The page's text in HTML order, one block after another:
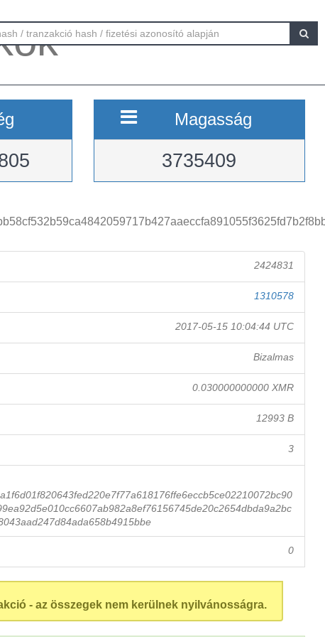
Magasság
3735409
2424831
1310578
2017-05-15 10:04:44 UTC
Bizalmas
0.030000000000 XMR
12993 B
3
0
- az összegek nem kerülnek nyilvánosságra.